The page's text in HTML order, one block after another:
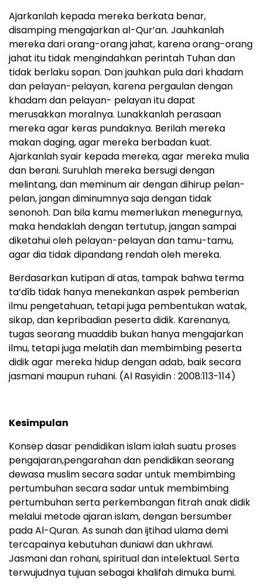
Ajarkanlah kepada mereka berkata benar,
disamping mengajarkan al-Qur’an. Jauhkanlah
mereka dari orang-orang jahat, karena orang-orang
jahat itu tidak mengindahkan perintah Tuhan dan
tidak berlaku sopan. Dan jauhkan pula dari khadam
dan pelayan-pelayan, karena pergaulan dengan
khadam dan pelayan- pelayan itu dapat
merusakkan moralnya. Lunakkanlah perasaan
mereka agar keras pundaknya. Berilah mereka
makan daging, agar mereka berbadan kuat.
Ajarkanlah syair kepada mereka, agar mereka mulia
dan berani. Suruhlah mereka bersugi dengan
melintang, dan meminum air dengan dihirup pelan-
pelan, jangan diminumnya saja dengan tidak
senonoh. Dan bila kamu memerlukan menegurnya,
maka hendaklah dengan tertutup, jangan sampai
diketahui oleh pelayan-pelayan dan tamu-tamu,
agar dia tidak dipandang rendah oleh mereka.
Berdasarkan kutipan di atas, tampak bahwa terma
ta’dîb tidak hanya menekankan aspek pemberian
ilmu pengetahuan, tetapi juga pembentukan watak,
sikap, dan kepribadian peserta didik. Karenanya,
tugas seorang muaddib bukan hanya mengajarkan
ilmu, tetapi juga melatih dan membimbing peserta
didik agar mereka hidup dengan adab, baik secara
jasmani maupun ruhani. (Al Rasyidin : 2008:113-114)
Kesimpulan
Konsep dasar pendidikan islam ialah suatu proses
pengajaran,pengarahan dan pendidikan seorang
dewasa muslim secara sadar untuk membimbing
pertumbuhan secara sadar untuk membimbing
pertumbuhan serta perkembangan fitrah anak didik
melalui metode ajaran islam, dengan bersumber
pada Al-Quran. As sunah dan ijtihad ulama demi
tercapainya kebutuhan duniawi dan ukhrawi.
Jasmani dan rohani, spiritual dan intelektual. Serta
terwujudnya tujuan sebagai khalifah dimuka bumi.